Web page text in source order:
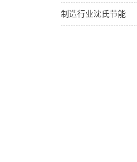
制造行业沈氏节能